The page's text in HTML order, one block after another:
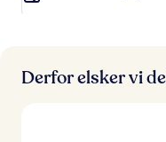
Derfor elsker vi